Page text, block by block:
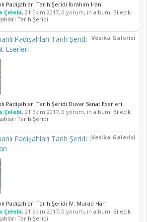
Padişahları Tarih Şeridi İbrahim Han
Çelebi, 21 Ekim 2017, 0 yorum, in album: Bilecik
Tarih Şeridi
Vesika Galerisi
Padişahları Tarih Şeridi
Eserleri
Padişahları Tarih Şeridi Duvar Sanat Eserleri
Çelebi, 21 Ekim 2017, 0 yorum, in album: Bilecik
Tarih Şeridi
Vesika Galerisi
Padişahları Tarih Şeridi I
Padişahları Tarih Şeridi IV. Murad Han
Çelebi, 21 Ekim 2017, 0 yorum, in album: Bilecik
Tarih Şeridi